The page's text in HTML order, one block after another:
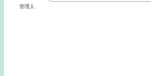
管理人